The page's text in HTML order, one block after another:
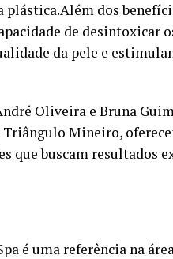
dos
de desintoxicar
da pele e
Oliveira e Bruna
Triângulo Mineiro,
que buscam resultados
é uma referência na